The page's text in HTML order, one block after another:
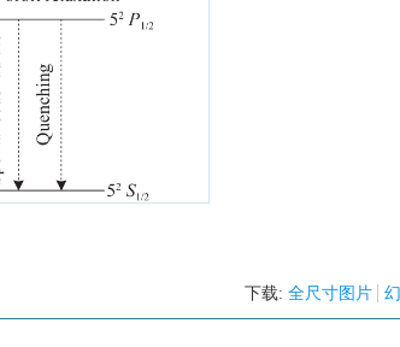
下载: 全尺寸图片